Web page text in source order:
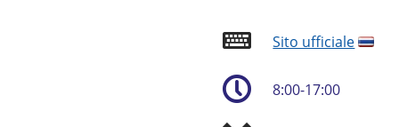
Sito ufficiale
8:00-17:00